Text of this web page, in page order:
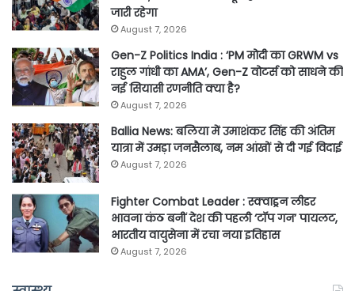
जारी रहेगा
August 7, 2026
Gen-Z Politics India : ‘PM मोदी का GRWM vs
राहुल गांधी का AMA’, Gen-Z वोटर्स को साधने की
नई सियासी रणनीति क्या है?
August 7, 2026
Ballia News: बलिया में उमाशंकर सिंह की अंतिम
यात्रा में उमड़ा जनसैलाब, नम आंखों से दी गई विदाई
August 7, 2026
Fighter Combat Leader : स्क्वाड्रन लीडर
भावना कंठ बनीं देश की पहली ‘टॉप गन’ पायलट,
भारतीय वायुसेना में रचा नया इतिहास
August 7, 2026